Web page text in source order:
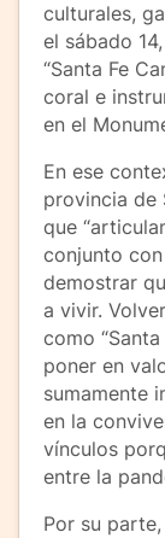
culturales,
el sábado
“Santa Fe
coral e
en el
En ese
provincia de
que
conjunto
demostrar
a vivir.
como
poner en
sumamente
en la
vínculos
entre la
Por su